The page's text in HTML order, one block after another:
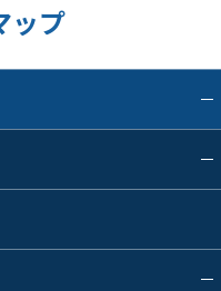
ップ